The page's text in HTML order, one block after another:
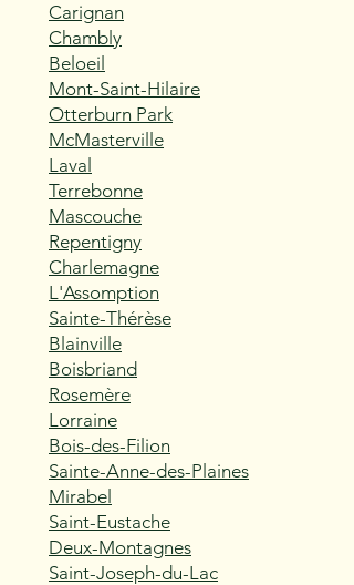
Carignan
Chambly
Beloeil
Mont-Saint-Hilaire
Otterburn Park
McMasterville
Laval
Terrebonne
Mascouche
Repentigny
Charlemagne
L'Assomption
Sainte-Thérèse
Blainville
Boisbriand
Rosemère
Lorraine
Bois-des-Filion
Sainte-Anne-des-Plaines
Mirabel
Saint-Eustache
Deux-Montagnes
Saint-Joseph-du-Lac